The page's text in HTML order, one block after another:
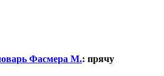
Фасмера М.: прячу